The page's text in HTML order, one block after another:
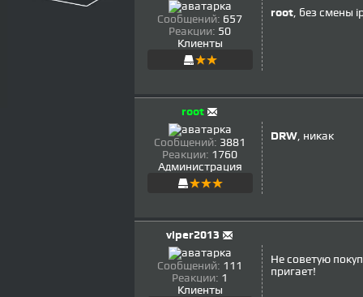
Сообщений: 657
Реакции: 50
Клиенты
root, без смены
root
Сообщений: 3881
Реакции: 1760
Администрация
DRW, никак
viper2013
Сообщений: 111
Реакции: 1
Клиенты
Не советую
пригает!